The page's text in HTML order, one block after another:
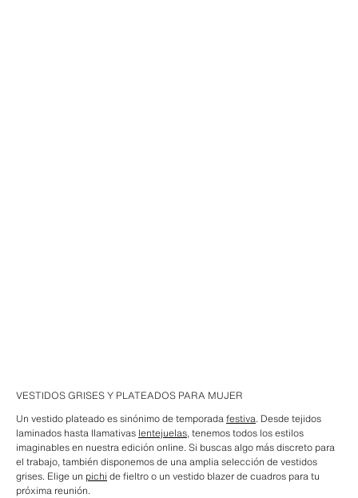
VESTIDOS GRISES Y PLATEADOS PARA MUJER
Un vestido plateado es sinónimo de temporadafestiva. Desde tejidos
laminados hasta llamativas lentejuelas, tenemos todos los estilos
imaginables en nuestra edición online. Si buscas algo más discreto para
el trabajo, también disponemos de una amplia selección de vestidos
grises. Elige un pichi de fieltro o un vestido blazer de cuadros para tu
próxima reunión.